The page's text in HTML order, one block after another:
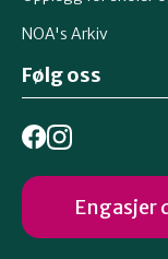
NOA's Arkiv
Følg oss
Engasjer